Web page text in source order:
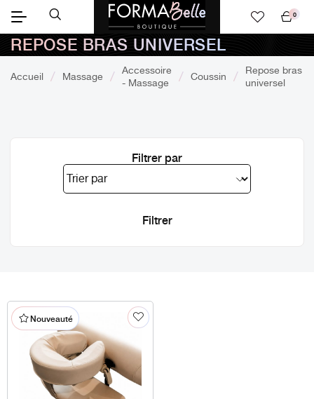
panier
0
REPOSE BRAS UNIVERSEL
Accueil Massage
Accessoire
- Massage
Coussin
Repose bras
universel
Filtrer par
Nouveauté